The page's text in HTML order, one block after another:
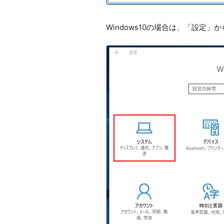
Windows10の場合は、「設定」